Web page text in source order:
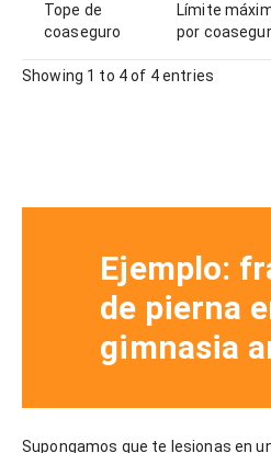
Tope de
coaseguro
Límite
por
Showing 1 to 4 of 4 entries
Ejemplo:
de pierna
gimnasia
Supongamos que te lesionas en